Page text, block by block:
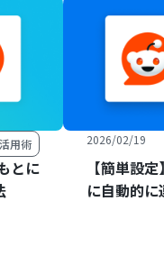
用術
とに
2026/02/19
【簡単設
に自動的